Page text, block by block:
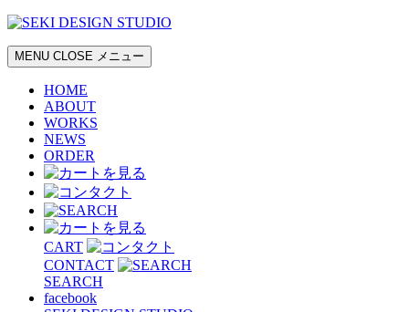
MENU CLOSE メニュー
HOME
ABOUT
WORKS
NEWS
ORDER
CART
CONTACT
SEARCH
facebook